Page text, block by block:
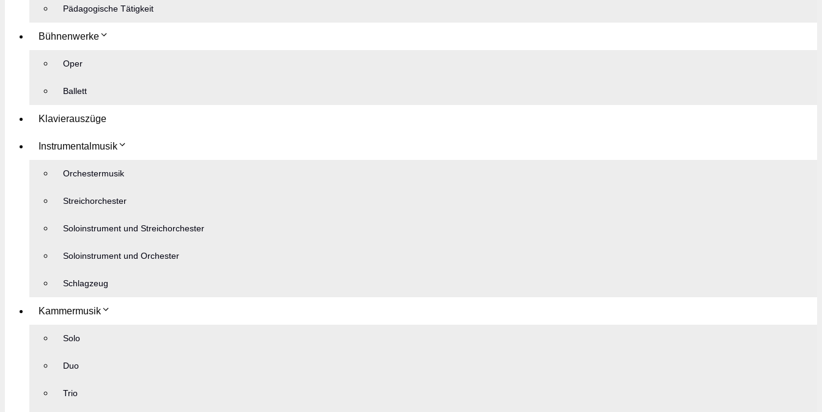
Pädagogische Tätigkeit
Bühnenwerke
Oper
Ballett
Klavierauszüge
Instrumentalmusik
Orchestermusik
Streichorchester
Soloinstrument und Streichorchester
Soloinstrument und Orchester
Schlagzeug
Kammermusik
Solo
Duo
Trio